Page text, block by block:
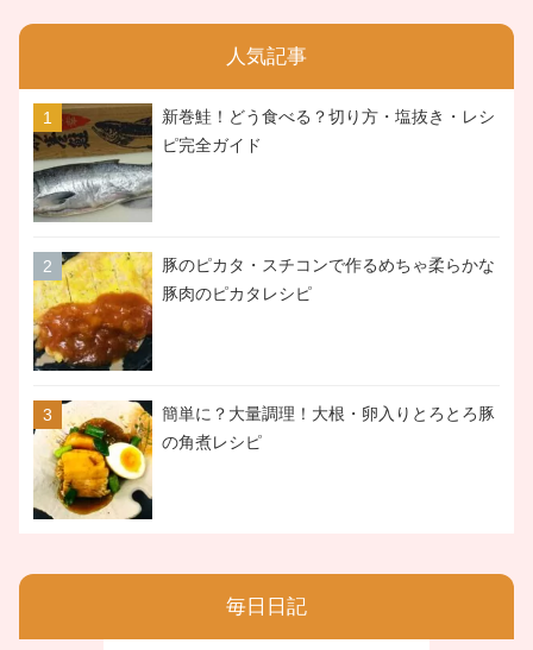
人気記事
新巻鮭！どう食べる？切り方・塩抜き・レシ
ピ完全ガイド
豚のピカタ・スチコンで作るめちゃ柔らかな
豚肉のピカタレシピ
簡単に？大量調理！大根・卵入りとろとろ豚
の角煮レシピ
毎日日記